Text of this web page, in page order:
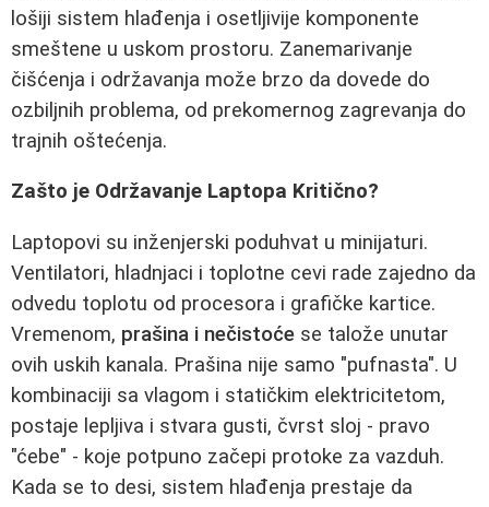
lošiji sistem hlađenja i osetljivije komponente
smeštene u uskom prostoru. Zanemarivanje
čišćenja i održavanja može brzo da dovede do
ozbiljnih problema, od prekomernog zagrevanja do
trajnih oštećenja.
Zašto je Održavanje Laptopa Kritično?
Laptopovi su inženjerski poduhvat u minijaturi.
Ventilatori, hladnjaci i toplotne cevi rade zajedno da
odvedu toplotu od procesora i grafičke kartice.
Vremenom, prašina i nečistoće se talože unutar
ovih uskih kanala. Prašina nije samo "pufnasta". U
kombinaciji sa vlagom i statičkim elektricitetom,
postaje lepljiva i stvara gusti, čvrst sloj - pravo
"ćebe" - koje potpuno začepi protoke za vazduh.
Kada se to desi, sistem hlađenja prestaje da